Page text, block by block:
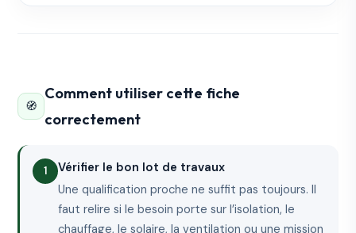
🧭
Comment utiliser cette fiche
correctement
Vérifier le bon lot de travaux
Une qualification proche ne suffit pas toujours. Il
faut relire si le besoin porte sur l’isolation, le
chauffage, le solaire, la ventilation ou une mission